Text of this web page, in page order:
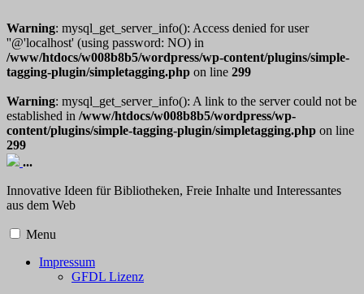
Warning: mysql_get_server_info(): Access denied for user
''@'localhost' (using password: NO) in
/www/htdocs/w008b8b5/wordpress/wp-content/plugins/simple-
tagging-plugin/simpletagging.php on line 299
Warning: mysql_get_server_info(): A link to the server could not be
established in /www/htdocs/w008b8b5/wordpress/wp-
content/plugins/simple-tagging-plugin/simpletagging.php on line
299
...
Innovative Ideen für Bibliotheken, Freie Inhalte und Interessantes
aus dem Web
Menu
Impressum
GFDL Lizenz